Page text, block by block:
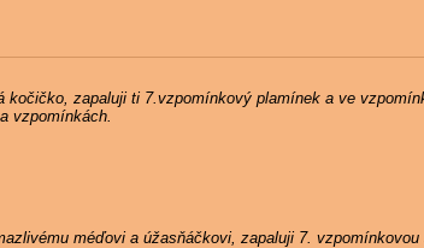
kočičko, zapaluji ti 7.vzpomínkový plamínek a ve
vzpomínkách.
méďovi a úžasňáčkovi, zapaluji 7.